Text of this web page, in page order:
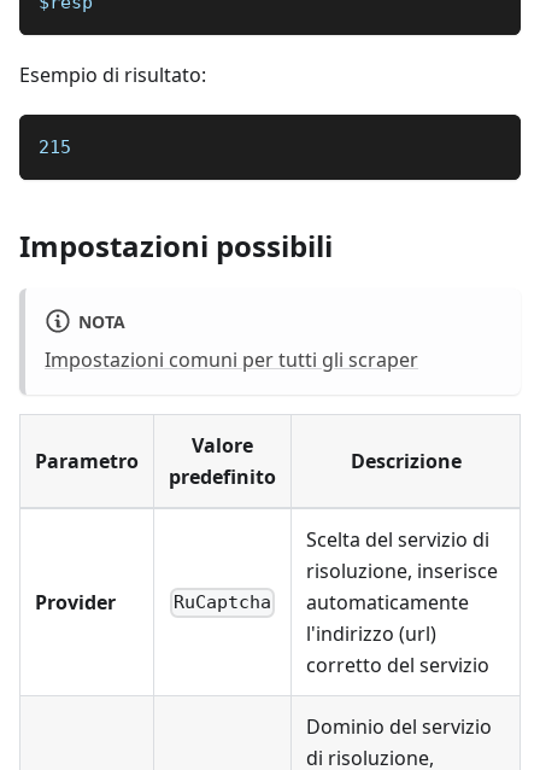
Esempio di risultato:
215
Impostazioni possibili
NOTA
Impostazioni comuni per tutti gli scraper
Parametro
Valore
predefinito
Descrizione
Provider RuCaptcha
Scelta del servizio di
risoluzione, inserisce
automaticamente
l'indirizzo (url)
corretto del servizio
Dominio del servizio
di risoluzione,